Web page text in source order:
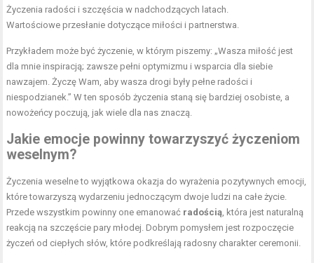
Życzenia radości i szczęścia w nadchodzących latach.
Wartościowe przesłanie dotyczące miłości i partnerstwa.
Przykładem może być życzenie, w którym piszemy: „Wasza miłość jest
dla mnie inspiracją; zawsze pełni optymizmu i wsparcia dla siebie
nawzajem. Życzę Wam, aby wasza drogi były pełne radości i
niespodzianek.” W ten sposób życzenia staną się bardziej osobiste, a
nowożeńcy poczują, jak wiele dla nas znaczą.
Jakie emocje powinny towarzyszyć życzeniom
weselnym?
Życzenia weselne to wyjątkowa okazja do wyrażenia pozytywnych emocji,
które towarzyszą wydarzeniu jednoczącym dwoje ludzi na całe życie.
Przede wszystkim powinny one emanować radością , która jest naturalną
reakcją na szczęście pary młodej. Dobrym pomysłem jest rozpoczęcie
życzeń od ciepłych słów, które podkreślają radosny charakter ceremonii.